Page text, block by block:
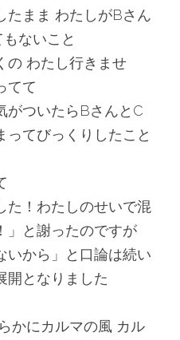
たまま わたしがBさん
ないこと
の わたし行きませ
てて
がついたらBさんとC
ってびっくりしたこと
た！わたしのせいで混
」と謝ったのですが
いから」と口論は続い
開となりました
かにカルマの風 カル